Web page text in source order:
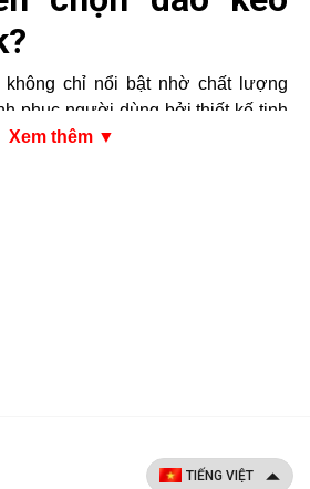
không chỉ nổi bật nhờ chất lượng
phục người dùng bởi thiết kế tinh
và chính sách hậu mãi uy tín. Cùng
Xem thêm ▼